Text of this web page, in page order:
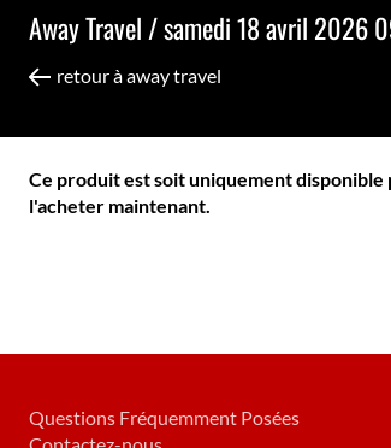
Away Travel /samedi 18 avril 2026
retour à away travel
Ce produit est soit uniquement
l'acheter maintenant.
Questions Fréquemment Posées